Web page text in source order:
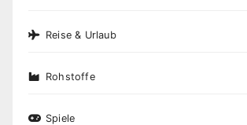
Reise & Urlaub
Rohstoffe
Spiele